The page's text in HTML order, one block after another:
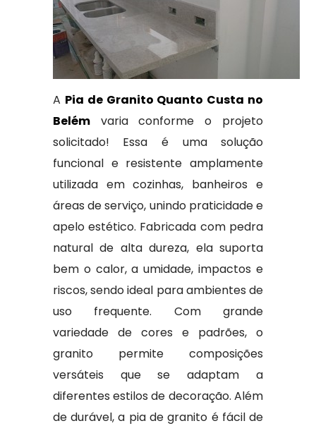
A Pia de Granito Quanto Custa no
Belémvaria conforme o projeto
solicitado! Essa é uma solução
funcional e resistente amplamente
utilizada em cozinhas, banheiros e
áreas de serviço, unindo praticidade e
apelo estético. Fabricada com pedra
natural de alta dureza, ela suporta
bem o calor, a umidade, impactos e
riscos, sendo ideal para ambientes de
uso frequente. Com grande
variedade de cores e padrões, o
granito permite composições
versáteis que se adaptam a
diferentes estilos de decoração. Além
de durável, a pia de granito é fácil de